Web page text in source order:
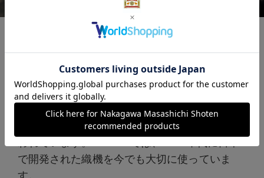
COURTのカーペットは、ウィルトン織機を使
って織った「織り物」です。本来カーペットは
織機で織られるもの。本当の織り物のカーペッ
トは国内生産のうち約１％くらいしかないと言
で開発された織機を今でも大切に使っていま
す。